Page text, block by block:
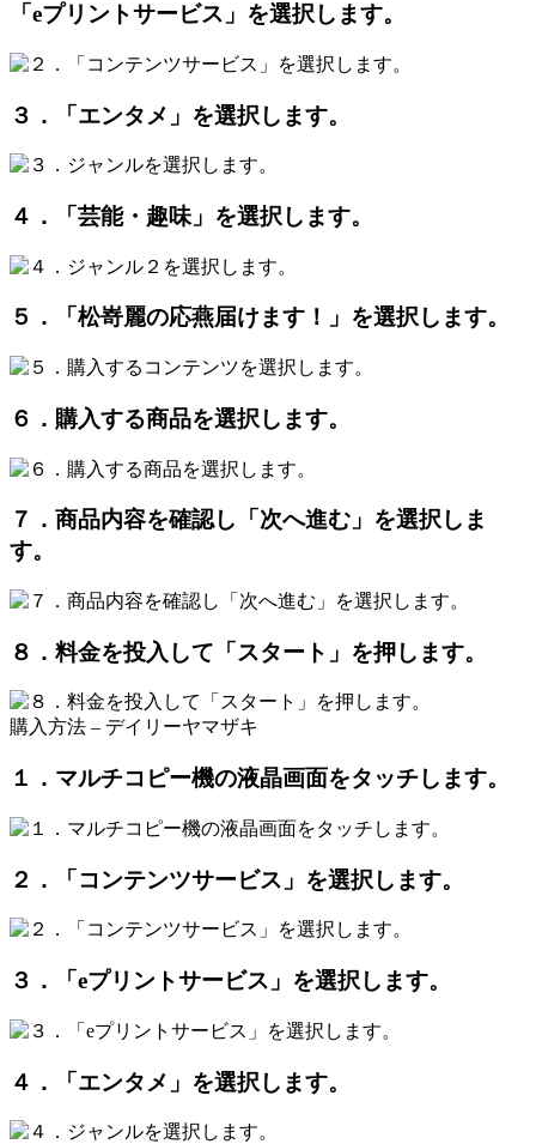
「eプリントサービス」を選択します。
３．「エンタメ」を選択します。
４．「芸能・趣味」を選択します。
５．「松嵜麗の応燕届けます！」を選択します。
６．購入する商品を選択します。
７．商品内容を確認し「次へ進む」を選択しま
す。
８．料金を投入して「スタート」を押します。
購入方法 – デイリーヤマザキ
１．マルチコピー機の液晶画面をタッチします。
２．「コンテンツサービス」を選択します。
３．「eプリントサービス」を選択します。
４．「エンタメ」を選択します。